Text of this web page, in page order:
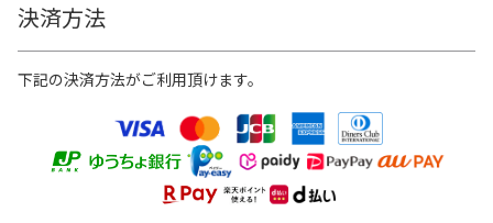
決済方法
下記の決済方法がご利用頂けます。